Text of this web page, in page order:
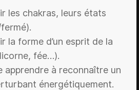
les chakras, leurs états
la forme d’un esprit de la
fée…).
apprendre à reconnaître un
énergétiquement.